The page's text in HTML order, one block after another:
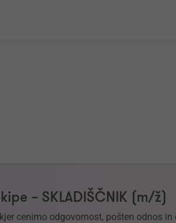
– SKLADIŠČNIK (m/ž)
cenimo odgovornost, pošten odnos in